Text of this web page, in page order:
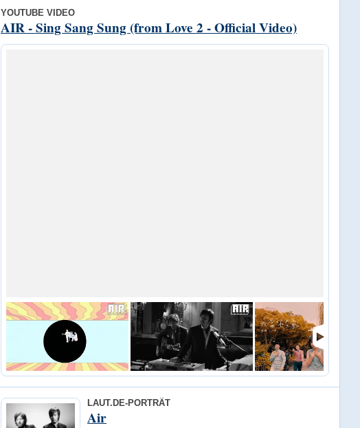
YOUTUBE VIDEO
AIR - Sing Sang Sung (from Love 2 - Official Video)
LAUT.DE-PORTRÄT
Air